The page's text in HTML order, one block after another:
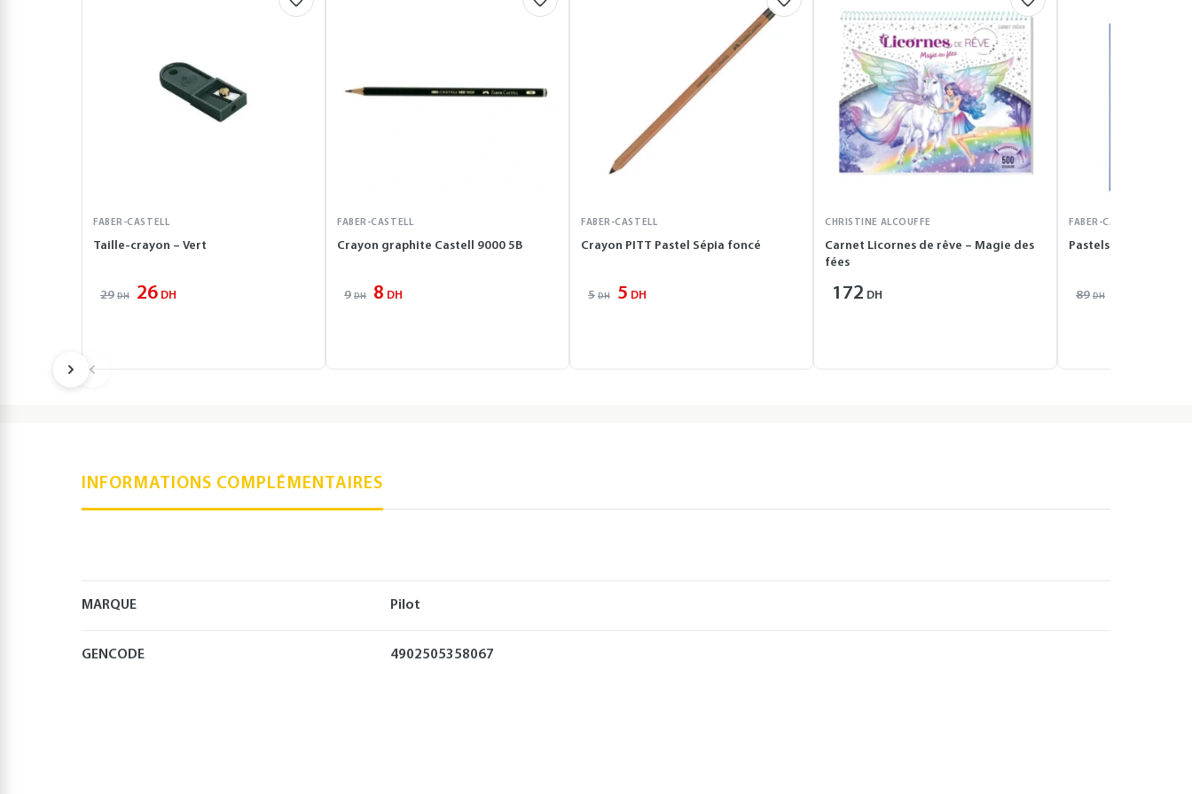
FABER-CASTELL
Taille-crayon – Vert
29 DH 26 DH
FABER-CASTELL
Crayon graphite Castell 9000 5B
9 DH 8 DH
FABER-CASTELL
Crayon PITT Pastel Sépia foncé
5 DH 5 DH
CHRISTINE ALCOUFFE
Carnet Licornes de rêve – Magie des
fées
172 DH
FABER-CASTELL
Pastels carré
89 DH
INFORMATIONS COMPLÉMENTAIRES
MARQUE Pilot
GENCODE 4902505358067